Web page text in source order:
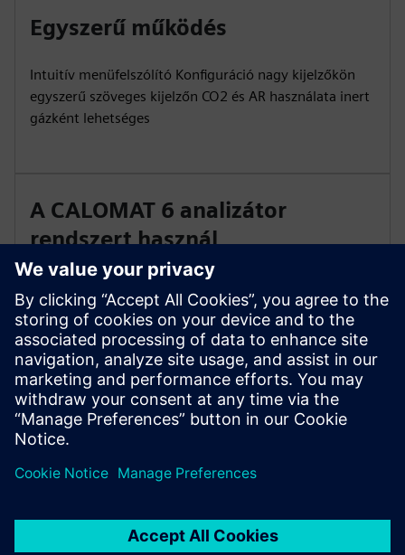
Egyszerű működés
Intuitív menüfelszólító Konfiguráció nagy kijelzőkön
egyszerű szöveges kijelzőn CO2 és AR használata inert
gázként lehetséges
A CALOMAT 6 analizátor
rendszert használ
Folyamatosan határozza meg a H2-t és a He-t bináris
vagy kvázibináris gázkeverékekben a hővezető
képesség alapján. A rendszer két független gázelemző
vezetéket használ egy állványban, hogy megfeleljen a
nemzetközi irányelveknek.